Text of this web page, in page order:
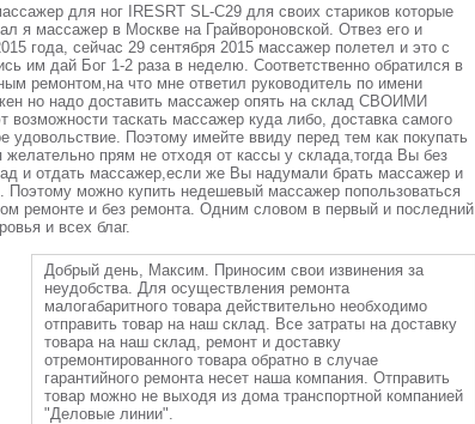
для ног IRESRT SL-C29 для своих стариков которые
я массажер в Москве на Грайвороновской. Отвез его и
года, сейчас 29 сентября 2015 массажер полетел и это с
им дай Бог 1-2 раза в неделю. Соответственно обратился в
ремонтом,на что мне ответил руководитель по имени
но надо доставить массажер опять на склад СВОИМИ
таскать массажер куда либо, доставка самого
удовольствие. Поэтому имейте ввиду перед тем как покупать
прям не отходя от кассы у склада,тогда Вы без
и отдать массажер,если же Вы надумали брать массажер и
Поэтому можно купить недешевый массажер попользоваться
ремонте и без ремонта. Одним словом в первый и последний
и всех благ.
Добрый день, Максим. Приносим свои извинения за
неудобства. Для осуществления ремонта
малогабаритного товара действительно необходимо
отправить товар на наш склад. Все затраты на доставку
товара на наш склад, ремонт и доставку
отремонтированного товара обратно в случае
гарантийного ремонта несет наша компания. Отправить
товар можно не выходя из дома транспортной компанией
"Деловые линии".